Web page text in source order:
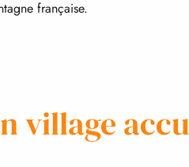
française.
village